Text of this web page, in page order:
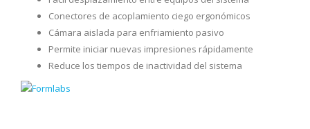
Conectores de acoplamiento ciego ergonómicos
Cámara aislada para enfriamiento pasivo
Permite iniciar nuevas impresiones rápidamente
Reduce los tiempos de inactividad del sistema